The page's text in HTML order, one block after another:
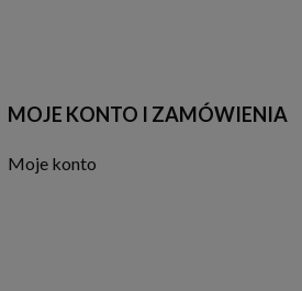
MOJE KONTO I ZAMÓWIENIA
Moje konto